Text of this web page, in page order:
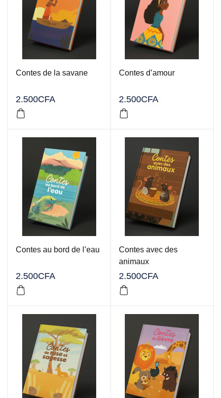
Contes de la savane
2.500CFA
Contes d’amour
2.500CFA
Contes au bord de l’eau
2.500CFA
Contes avec des
animaux
2.500CFA